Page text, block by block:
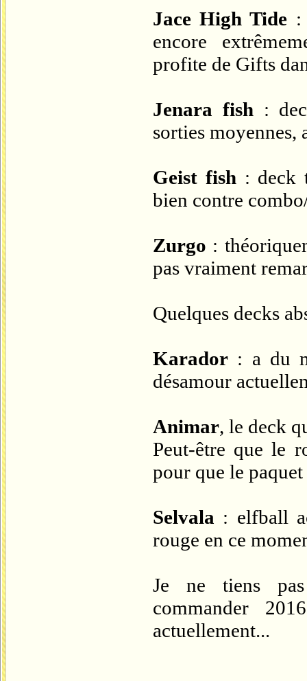
Jace High Tide :
encore
profite de Gifts
Jenara fish :
sorties
Geist fish : deck
bien contre
Zurgo :
pas vraiment
Quelques decks
Karador : a du
désamour
Animar, le deck
Peut-être que le
pour que le
Selvala : elfball
rouge en ce
Je ne tiens
commander
actuellement...